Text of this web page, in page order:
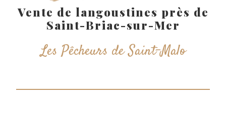
Vente de langoustines près de
Saint-Briac-sur-Mer
Les Pêcheurs de Saint-Malo